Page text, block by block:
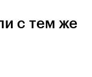
с тем же